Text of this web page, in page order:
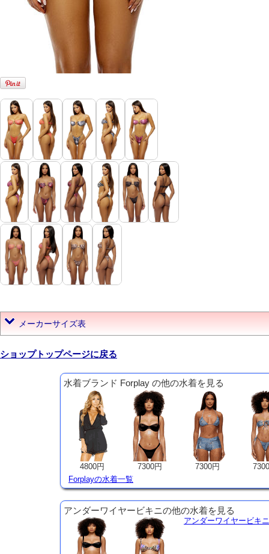
メーカーサイズ表
ショップトップページに戻る
水着ブランド Forplay の他の水着を見る
4800円 7300円 7300円
Forplayの水着一覧
アンダーワイヤービキニの他の水着を見る
アンダーワイヤービキ